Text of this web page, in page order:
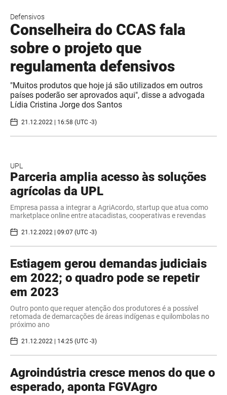
Defensivos
Conselheira do CCAS fala
sobre o projeto que
regulamenta defensivos
"Muitos produtos que hoje já são utilizados em outros
países poderão ser aprovados aqui", disse a advogada
Lídia Cristina Jorge dos Santos
21.12.2022 | 16:58 (UTC -3)
UPL
Parceria amplia acesso às soluções
agrícolas da UPL
Empresa passa a integrar a AgriAcordo, startup que atua como
marketplace online entre atacadistas, cooperativas e revendas
21.12.2022 | 09:07 (UTC -3)
Estiagem gerou demandas judiciais
em 2022; o quadro pode se repetir
em 2023
Outro ponto que requer atenção dos produtores é a possível
retomada de demarcações de áreas indígenas e quilombolas no
próximo ano
21.12.2022 | 14:25 (UTC -3)
Agroindústria cresce menos do que o
esperado, aponta FGVAgro